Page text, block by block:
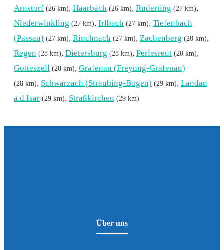
Arnstorf (26 km), Haarbach (26 km), Ruderting (27 km),
Niederwinkling (27 km), Irlbach (27 km), Tiefenbach
(Passau) (27 km), Rinchnach (27 km), Zachenberg (28 km),
Regen (28 km), Dietersburg (28 km), Perlesreut (28 km),
Gotteszell (28 km), Grafenau (Freyung-Grafenau)
(28 km), Schwarzach (Straubing-Bogen) (29 km), Landau
a.d.Isar (29 km), Straßkirchen (29 km)
Über uns